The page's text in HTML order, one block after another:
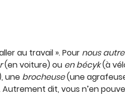
au travail ». Pour nous
(en voiture) ou en bécyk(à
une brocheuse(une
Autrement dit, vous n’en